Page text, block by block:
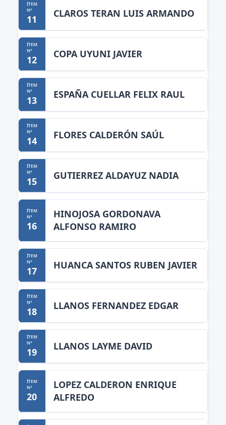
11 CLAROS TERAN LUIS ARMANDO
12 COPA UYUNI JAVIER
13 ESPAÑA CUELLAR FELIX RAUL
14 FLORES CALDERÓN SAÚL
15 GUTIERREZ ALDAYUZ NADIA
16
HINOJOSA GORDONAVA
ALFONSO RAMIRO
17 HUANCA SANTOS RUBEN JAVIER
18 LLANOS FERNANDEZ EDGAR
19 LLANOS LAYME DAVID
20
LOPEZ CALDERON ENRIQUE
ALFREDO